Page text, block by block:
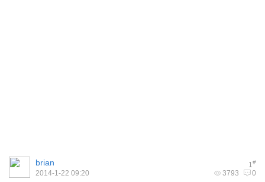
1#
brian
3793 0
2014-1-22 09:20